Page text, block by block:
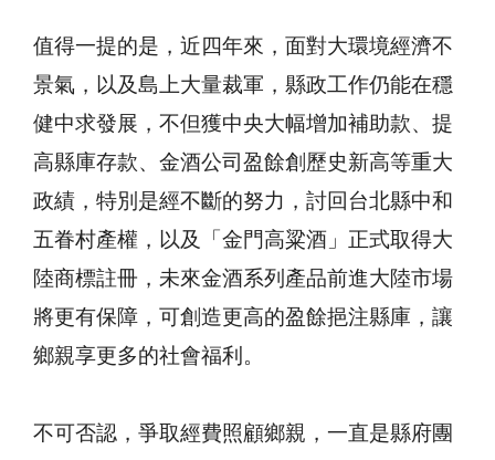
值得一提的是，近四年來，面對大環境經濟不
景氣，以及島上大量裁軍，縣政工作仍能在穩
健中求發展，不但獲中央大幅增加補助款、提
高縣庫存款、金酒公司盈餘創歷史新高等重大
政績，特別是經不斷的努力，討回台北縣中和
五眷村產權，以及「金門高粱酒」正式取得大
陸商標註冊，未來金酒系列產品前進大陸市場
將更有保障，可創造更高的盈餘挹注縣庫，讓
鄉親享更多的社會福利。
不可否認，爭取經費照顧鄉親，一直是縣府團